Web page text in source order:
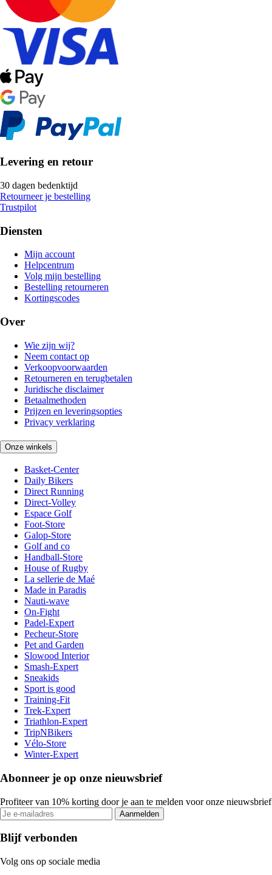
Levering en retour
30 dagen bedenktijd
Retourneer je bestelling
Trustpilot
Diensten
Mijn account
Helpcentrum
Volg mijn bestelling
Bestelling retourneren
Kortingscodes
Over
Wie zijn wij?
Neem contact op
Verkoopvoorwaarden
Retourneren en terugbetalen
Juridische disclaimer
Betaalmethoden
Prijzen en leveringsopties
Privacy verklaring
Onze winkels
Basket-Center
Daily Bikers
Direct Running
Direct-Volley
Espace Golf
Foot-Store
Galop-Store
Golf and co
Handball-Store
House of Rugby
La sellerie de Maé
Made in Paradis
Nauti-wave
On-Fight
Padel-Expert
Pecheur-Store
Pet and Garden
Slowood Interior
Smash-Expert
Sneakids
Sport is good
Training-Fit
Trek-Expert
Triathlon-Expert
TripNBikers
Vélo-Store
Winter-Expert
Abonneer je op onze nieuwsbrief
Profiteer van 10% korting door je aan te melden voor onze nieuwsbrief
Aanmelden
Blijf verbonden
Volg ons op sociale media